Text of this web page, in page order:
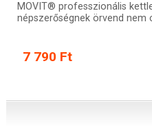
MOVIT® professzionális
népszerőségnek örvend
7 790 Ft